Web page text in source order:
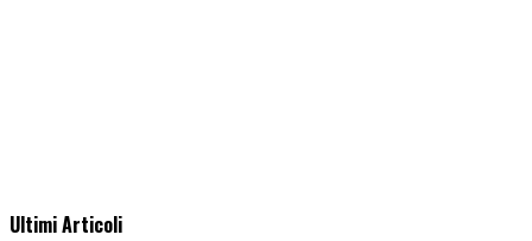
Ultimi Articoli